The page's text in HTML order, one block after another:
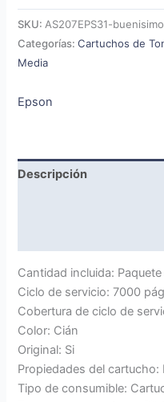
SKU:AS207EPS31-buenisimo
Categorías:Cartuchos de
Media
Epson
Descripción
Cantidad incluida: Paquete
Ciclo de servicio: 7000
Cobertura de ciclo de
Color: Cián
Original: Si
Propiedades del cartucho:
Tipo de consumible: